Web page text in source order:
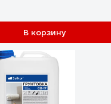
В корзину